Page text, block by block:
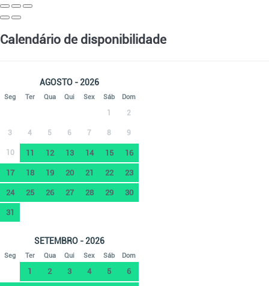
Calendário de disponibilidade
AGOSTO - 2026
Seg Ter Qua Qui Sex Sáb Dom
1 2
3 4 5 6 7 8 9
10 11 12 13 14 15 16
17 18 19 20 21 22 23
24 25 26 27 28 29 30
31
SETEMBRO - 2026
Seg Ter Qua Qui Sex Sáb Dom
1 2 3 4 5 6